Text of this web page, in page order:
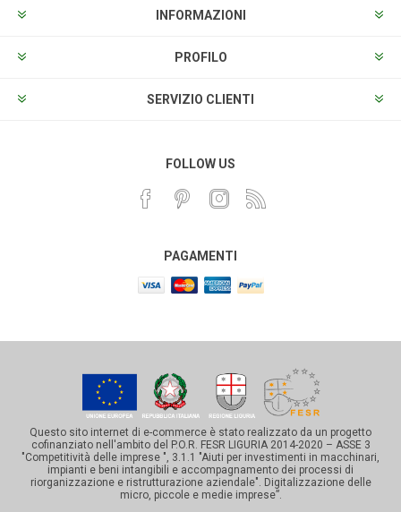
INFORMAZIONI
PROFILO
SERVIZIO CLIENTI
FOLLOW US
PAGAMENTI
Questo sito internet di e-commerce è stato realizzato da un progetto
cofinanziato nell'ambito del P.O.R. FESR LIGURIA 2014-2020 – ASSE 3
"Competitività delle imprese ", 3.1.1 "Aiuti per investimenti in macchinari,
impianti e beni intangibili e accompagnamento dei processi di
riorganizzazione e ristrutturazione aziendale". Digitalizzazione delle
micro, piccole e medie imprese”.